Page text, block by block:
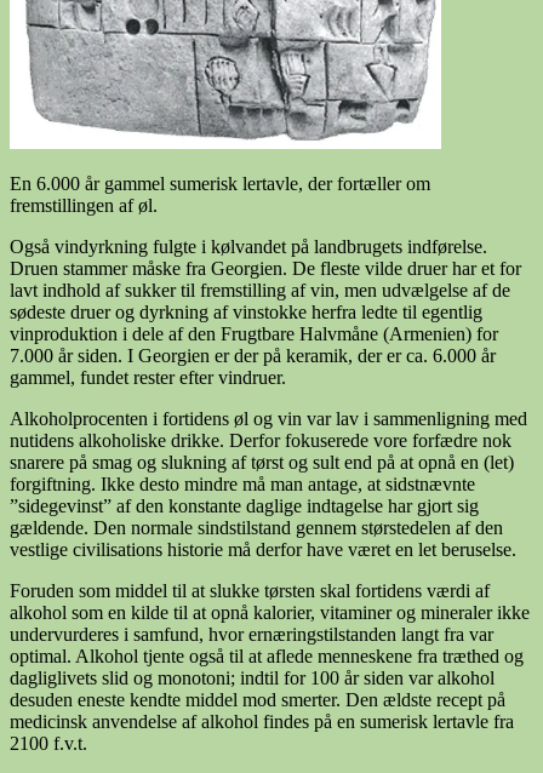
En 6.000 år gammel sumerisk lertavle, der fortæller om
fremstillingen af øl.
Også vindyrkning fulgte i kølvandet på landbrugets indførelse.
Druen stammer måske fra Georgien. De fleste vilde druer har et for
lavt indhold af sukker til fremstilling af vin, men udvælgelse af de
sødeste druer og dyrkning af vinstokke herfra ledte til egentlig
vinproduktion i dele af den Frugtbare Halvmåne (Armenien) for
7.000 år siden. I Georgien er der på keramik, der er ca. 6.000 år
gammel, fundet rester efter vindruer.
Alkoholprocenten i fortidens øl og vin var lav i sammenligning med
nutidens alkoholiske drikke. Derfor fokuserede vore forfædre nok
snarere på smag og slukning af tørst og sult end på at opnå en (let)
forgiftning. Ikke desto mindre må man antage, at sidstnævnte
”sidegevinst” af den konstante daglige indtagelse har gjort sig
gældende. Den normale sindstilstand gennem størstedelen af den
vestlige civilisations historie må derfor have været en let beruselse.
Foruden som middel til at slukke tørsten skal fortidens værdi af
alkohol som en kilde til at opnå kalorier, vitaminer og mineraler ikke
undervurderes i samfund, hvor ernæringstilstanden langt fra var
optimal. Alkohol tjente også til at aflede menneskene fra træthed og
dagliglivets slid og monotoni; indtil for 100 år siden var alkohol
desuden eneste kendte middel mod smerter. Den ældste recept på
medicinsk anvendelse af alkohol findes på en sumerisk lertavle fra
2100 f.v.t.